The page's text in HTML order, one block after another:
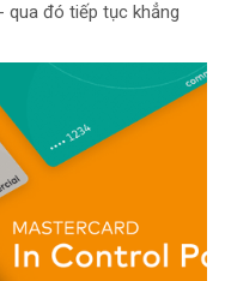
qua đó tiếp tục khẳng